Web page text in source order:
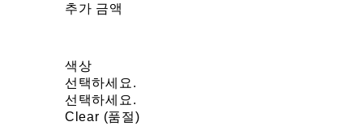
추가 금액
색상
선택하세요.
선택하세요.
Clear (품절)